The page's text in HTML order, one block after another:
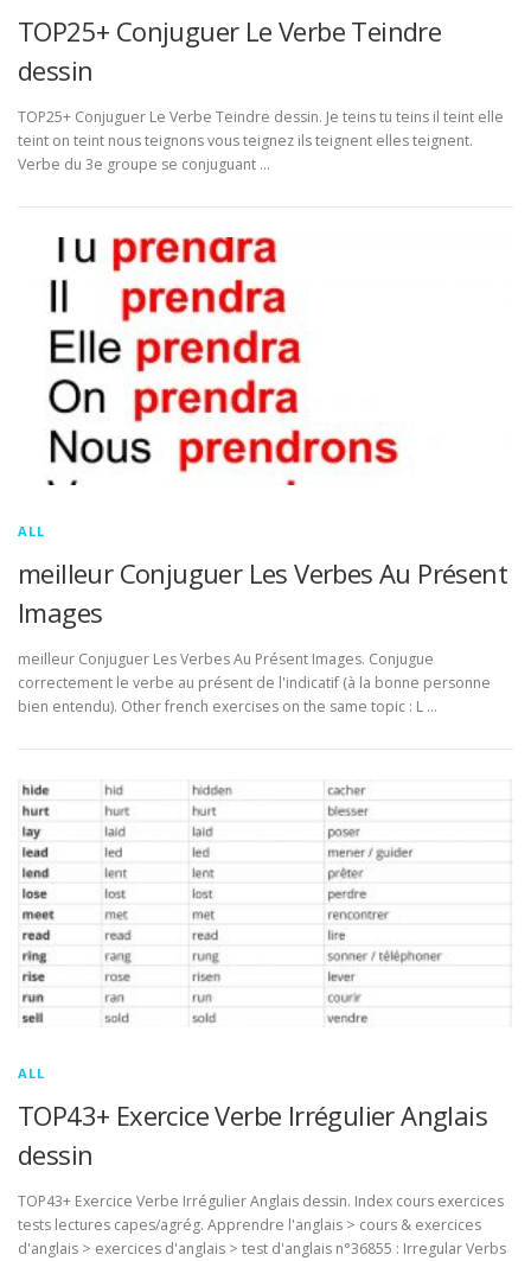
TOP25+ Conjuguer Le Verbe Teindre
dessin
TOP25+ Conjuguer Le Verbe Teindre dessin. Je teins tu teins il teint elle
teint on teint nous teignons vous teignez ils teignent elles teignent.
Verbe du 3e groupe se conjuguant …
ALL
meilleur Conjuguer Les Verbes Au Présent
Images
meilleur Conjuguer Les Verbes Au Présent Images. Conjugue
correctement le verbe au présent de l'indicatif (à la bonne personne
bien entendu). Other french exercises on the same topic : L …
ALL
TOP43+ Exercice Verbe Irrégulier Anglais
dessin
TOP43+ Exercice Verbe Irrégulier Anglais dessin. Index cours exercices
tests lectures capes/agrég. Apprendre l'anglais > cours & exercices
d'anglais > exercices d'anglais > test d'anglais n°36855 : Irregular Verbs